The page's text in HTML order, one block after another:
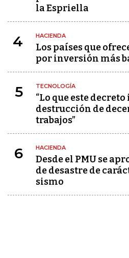
la Espriella
4 HACIENDA
Los países que
por inversión más
5 TECNOLOGÍA
“Lo que este
destrucción de
trabajos”
6 HACIENDA
Desde el PMU se
de desastre de
sismo